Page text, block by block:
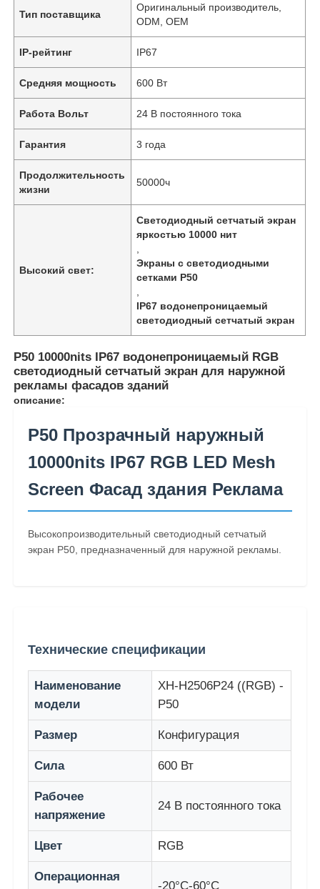
Контроль качества
Свяжитесь с нами
Новости
Все случаи
Светодиодный сетчатый экран
Тип поставщика
Оригинальный производитель,
ODM, OEM
IP-рейтинг IP67
Средняя мощность 600 Вт
Работа Вольт 24 В постоянного тока
Гарантия 3 года
Продолжительность
жизни
50000ч
Высокий свет:
Светодиодный сетчатый экран
яркостью 10000 нит
Экраны с светодиодными
сетками P50
IP67 водонепроницаемый
светодиодный сетчатый экран
P50 10000nits IP67 водонепроницаемый RGB
светодиодный сетчатый экран для наружной
рекламы фасадов зданий
описание:
P50 Прозрачный наружный
10000nits IP67 RGB LED Mesh
Screen Фасад здания Реклама
Высокопроизводительный светодиодный сетчатый
экран P50, предназначенный для наружной рекламы.
Технические спецификации
Наименование
модели
XH-H2506P24 ((RGB) -
P50
Размер Конфигурация
Сила 600 Вт
Рабочее
напряжение
24 В постоянного тока
Цвет RGB
Операционная
-20°C-60°C